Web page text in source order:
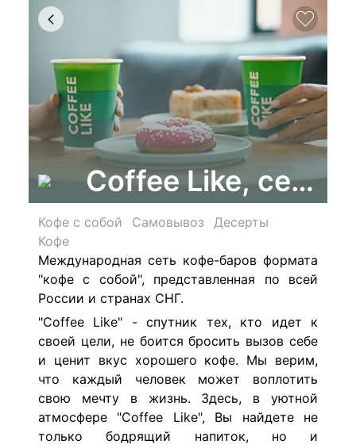
Coffee Like, сеть
Кофе с собой Самовывоз
Десерты
Кофе
Международная сеть кофе-баров формата
"кофе с собой", представленная по всей
России и странах СНГ.
"Coffee Like" - спутник тех, кто идет к
своей цели, не боится бросить вызов себе
и ценит вкус хорошего кофе. Мы верим,
что каждый человек может воплотить
свою мечту в жизнь. Здесь, в уютной
атмосфере "Coffee Like", Вы найдете не
только бодрящий напиток, но и